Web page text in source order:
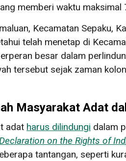
memberi waktu
Kecamatan Sepaku,
telah menetap di
besar dalam
tersebut sejak zaman
Masyarakat Adat
adat harus dilindungi dalam
on the Rights of
tantangan, seperti